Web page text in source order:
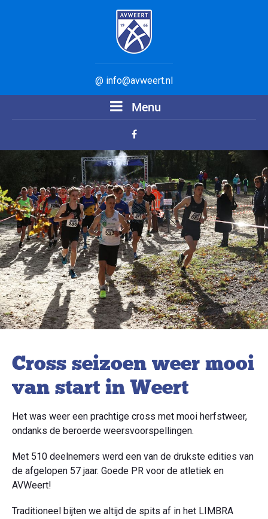
@ info@avweert.nl
Menu
Cross seizoen weer mooi
van start in Weert
Het was weer een prachtige cross met mooi herfstweer,
ondanks de beroerde weersvoorspellingen.
Met 510 deelnemers werd een van de drukste edities van
de afgelopen 57 jaar. Goede PR voor de atletiek en
AVWeert!
Traditioneel bijten we altijd de spits af in het LIMBRA